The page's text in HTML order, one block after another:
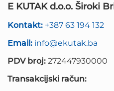
E KUTAK d.o.o. Široki
Kontakt: +387 63 194 132
Email: info@ekutak.ba
PDV broj: 272447930000
Transakcijski račun: